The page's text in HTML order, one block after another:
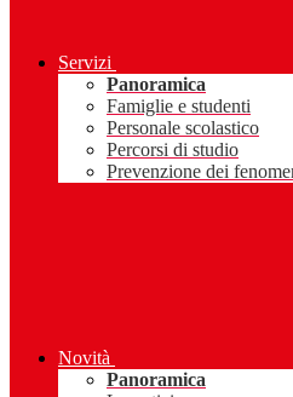
Servizi
Panoramica
Famiglie e studenti
Personale scolastico
Percorsi di studio
Prevenzione dei
Novità
Panoramica